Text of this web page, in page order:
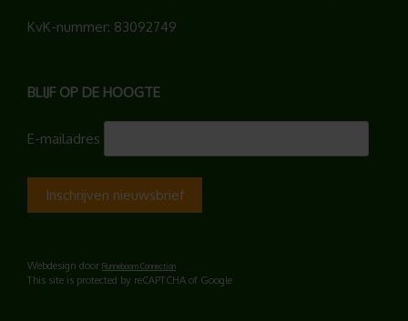
KvK-nummer: 83092749
BLIJF OP DE HOOGTE
E-mailadres
Webdesign door Runneboom Connection
This site is protected by reCAPTCHA of Google